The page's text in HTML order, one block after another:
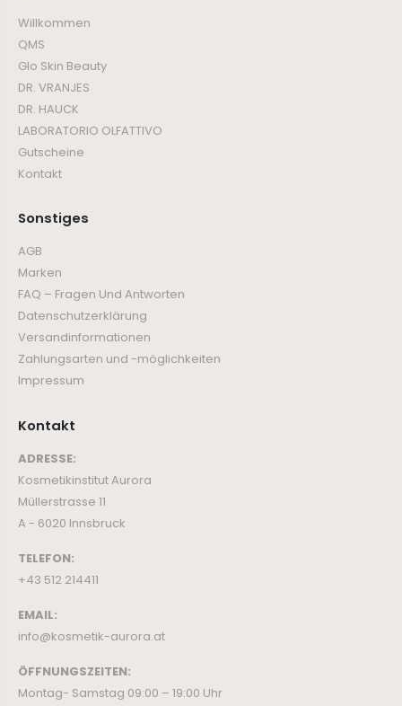
Willkommen
QMS
Glo Skin Beauty
DR. VRANJES
DR. HAUCK
LABORATORIO OLFATTIVO
Gutscheine
Kontakt
Sonstiges
AGB
Marken
FAQ – Fragen Und Antworten
Datenschutzerklärung
Versandinformationen
Zahlungsarten und -möglichkeiten
Impressum
Kontakt
ADRESSE:
Kosmetikinstitut Aurora
Müllerstrasse 11
A - 6020 Innsbruck
TELEFON:
+43 512 214411
EMAIL:
info@kosmetik-aurora.at
ÖFFNUNGSZEITEN:
Montag- Samstag 09:00 – 19:00 Uhr